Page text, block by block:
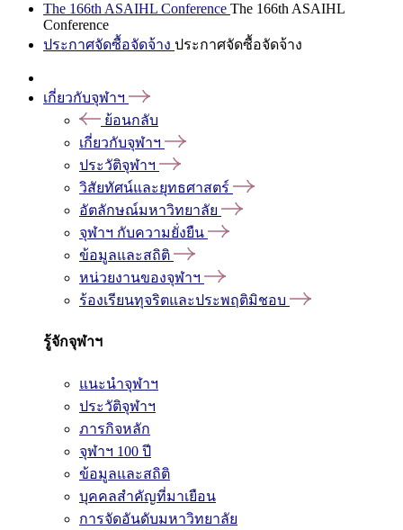
The 166th ASAIHL Conference The 166th ASAIHL
Conference
ประกาศจัดซื้อจัดจ้าง ประกาศจัดซื้อจัดจ้าง
เกี่ยวกับจุฬาฯ
ย้อนกลับ
เกี่ยวกับจุฬาฯ
ประวัติจุฬาฯ
วิสัยทัศน์และยุทธศาสตร์
อัตลักษณ์มหาวิทยาลัย
จุฬาฯ กับความยั่งยืน
ข้อมูลและสถิติ
หน่วยงานของจุฬาฯ
ร้องเรียนทุจริตและประพฤติมิชอบ
รู้จักจุฬาฯ
แนะนำจุฬาฯ
ประวัติจุฬาฯ
ภารกิจหลัก
จุฬาฯ 100 ปี
ข้อมูลและสถิติ
บุคคลสำคัญที่มาเยือน
การจัดอันดับมหาวิทยาลัย